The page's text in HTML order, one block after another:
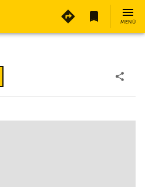
MENÜ